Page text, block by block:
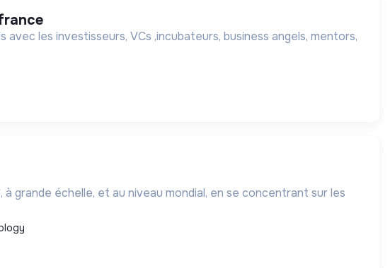
les investisseurs, VCs ,incubateurs, business angels, mentors,
grande échelle, et au niveau mondial, en se concentrant sur les